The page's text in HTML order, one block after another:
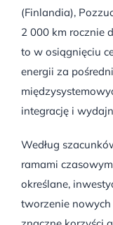
(Finlandia),
2 000 km rocznie
to w osiągnięciu
energii za
integrację i
Według
ramami
określane,
tworzenie nowych